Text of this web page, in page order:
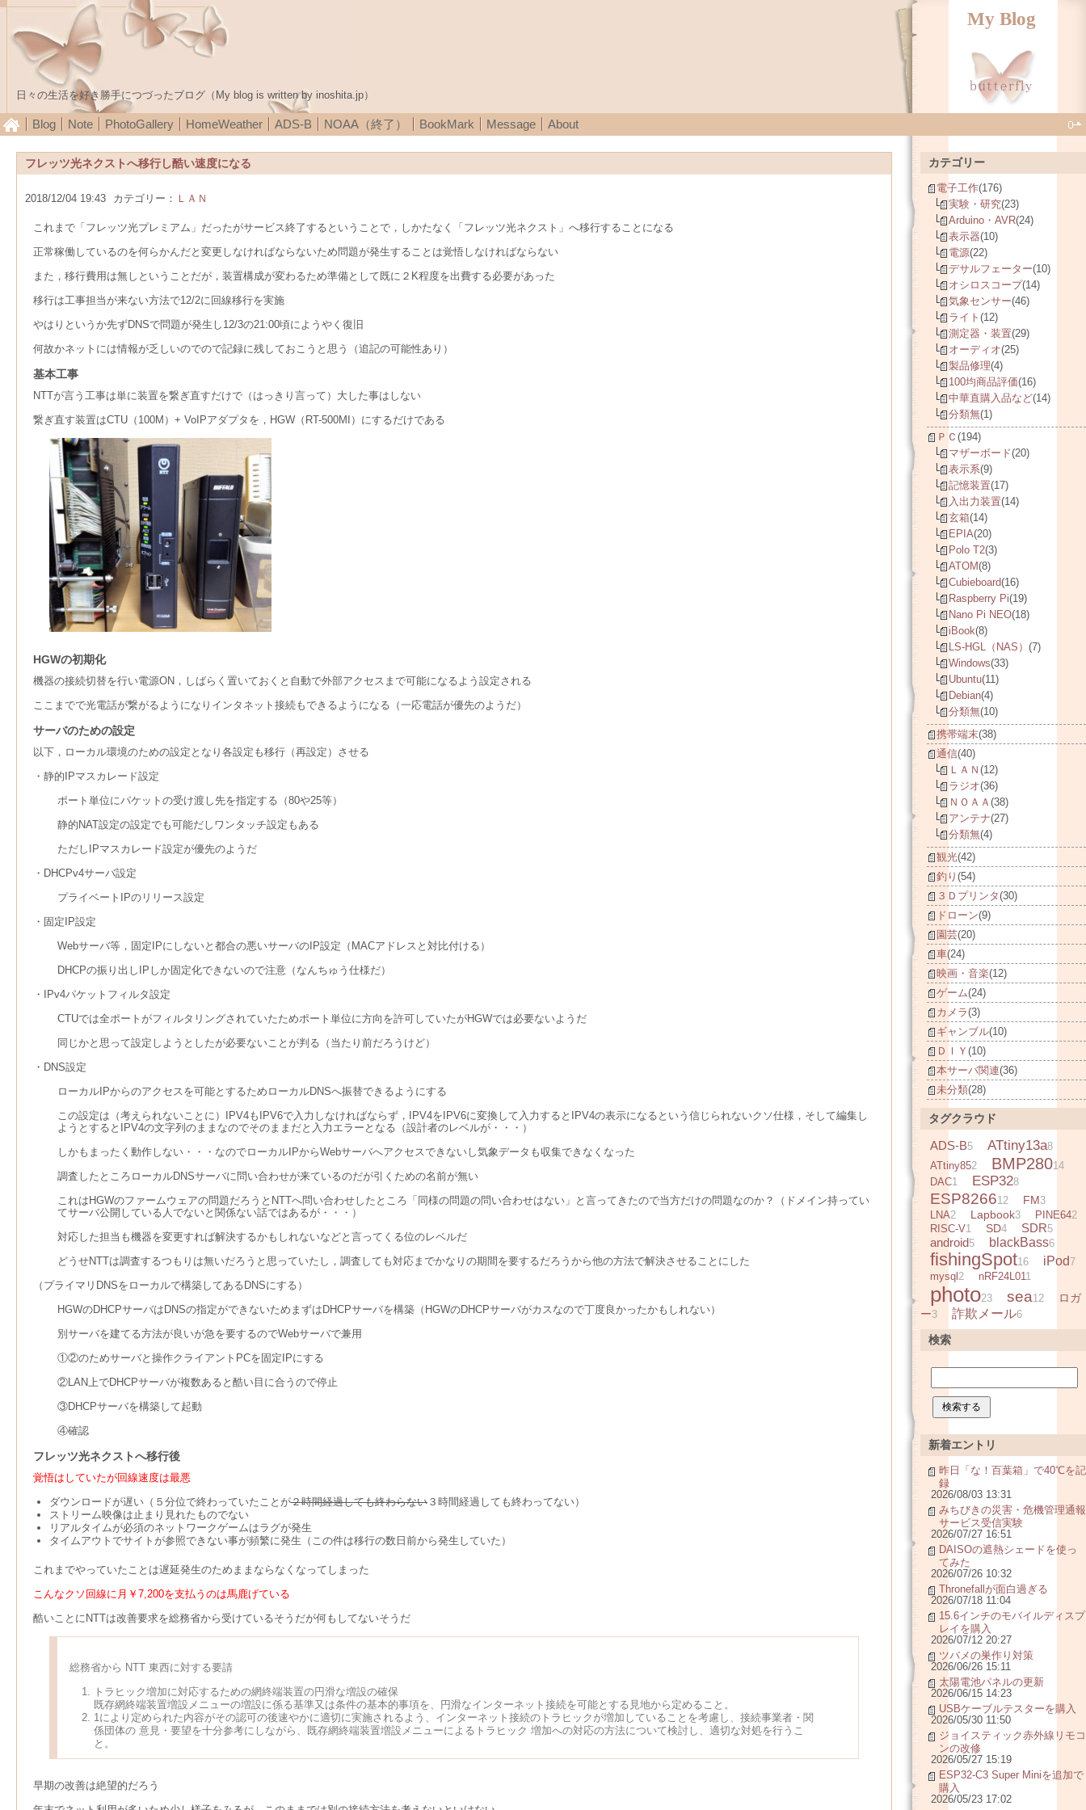
My Blog
日々の生活を好き勝手につづったブログ（My blog is written by inoshita.jp）
Blog Note PhotoGallery HomeWeather ADS-B NOAA（終了） BookMark Message About
フレッツ光ネクストへ移行し酷い速度になる
2018/12/04 19:43 カテゴリー： ＬＡＮ
これまで「フレッツ光プレミアム」だったがサービス終了するということで，しかたなく「フレッツ光ネクスト」へ移行することになる
正常稼働しているのを何らかんだと変更しなければならないため問題が発生することは覚悟しなければならない
また，移行費用は無しということだが，装置構成が変わるため準備として既に２K程度を出費する必要があった
移行は工事担当が来ない方法で12/2に回線移行を実施
やはりというか先ずDNSで問題が発生し12/3の21:00頃にようやく復旧
何故かネットには情報が乏しいのでので記録に残しておこうと思う（追記の可能性あり）
基本工事
NTTが言う工事は単に装置を繋ぎ直すだけで（はっきり言って）大した事はしない
繋ぎ直す装置はCTU（100M）+ VoIPアダプタを，HGW（RT-500MI）にするだけである
HGWの初期化
機器の接続切替を行い電源ON，しばらく置いておくと自動で外部アクセスまで可能になるよう設定される
ここまでで光電話が繋がるようになりインタネット接続もできるようになる（一応電話が優先のようだ）
サーバのための設定
以下，ローカル環境のための設定となり各設定も移行（再設定）させる
・静的IPマスカレード設定
ポート単位にパケットの受け渡し先を指定する（80や25等）
静的NAT設定の設定でも可能だしワンタッチ設定もある
ただしIPマスカレード設定が優先のようだ
・DHCPv4サーバ設定
プライベートIPのリリース設定
・固定IP設定
Webサーバ等，固定IPにしないと都合の悪いサーバのIP設定（MACアドレスと対比付ける）
DHCPの振り出しIPしか固定化できないので注意（なんちゅう仕様だ）
・IPv4パケットフィルタ設定
CTUでは全ポートがフィルタリングされていたためポート単位に方向を許可していたがHGWでは必要ないようだ
同じかと思って設定しようとしたが必要ないことが判る（当たり前だろうけど）
・DNS設定
ローカルIPからのアクセスを可能とするためローカルDNSへ振替できるようにする
この設定は（考えられないことに）IPV4もIPV6で入力しなければならず，IPV4をIPV6に変換して入力するとIPV4の表示になるという信じられないクソ仕様，そして編集し
ようとするとIPV4の文字列のままなのでそのままだと入力エラーとなる（設計者のレベルが・・・）
しかもまったく動作しない・・・なのでローカルIPからWebサーバへアクセスできないし気象データも収集できなくなった
調査したところローカルDNSサーバに問い合わせが来ているのだが引くための名前が無い
これはHGWのファームウェアの問題だろうとNTTへ問い合わせしたところ「同様の問題の問い合わせはない」と言ってきたので当方だけの問題なのか？（ドメイン持ってい
てサーバ公開している人でないと関係ない話ではあるが・・・）
対応した担当も機器を変更すれば解決するかもしれないなどと言ってくる位のレベルだ
どうせNTTは調査するつもりは無いだろうと思っていたし，調査しても対応までかなりの期間を要するだろうから他の方法で解決させることにした
（プライマリDNSをローカルで構築してあるDNSにする）
HGWのDHCPサーバはDNSの指定ができないためまずはDHCPサーバを構築（HGWのDHCPサーバがカスなので丁度良かったかもしれない）
別サーバを建てる方法が良いが急を要するのでWebサーバで兼用
①②のためサーバと操作クライアントPCを固定IPにする
②LAN上でDHCPサーバが複数あると酷い目に合うので停止
③DHCPサーバを構築して起動
④確認
フレッツ光ネクストへ移行後
覚悟はしていたが回線速度は最悪
ダウンロードが遅い（５分位で終わっていたことが２時間経過しても終わらない ３時間経過しても終わってない）
ストリーム映像は止まり見れたものでない
リアルタイムが必須のネットワークゲームはラグが発生
タイムアウトでサイトが参照できない事が頻繁に発生（この件は移行の数日前から発生していた）
これまでやっていたことは遅延発生のためままならなくなってしまった
こんなクソ回線に月￥7,200を支払うのは馬鹿げている
酷いことにNTTは改善要求を総務省から受けているそうだが何もしてないそうだ
総務省から NTT 東西に対する要請
トラヒック増加に対応するための網終端装置の円滑な増設の確保
既存網終端装置増設メニューの増設に係る基準又は条件の基本的事項を、円滑なインターネット接続を可能とする見地から定めること。
1により定められた内容がその認可の後速やかに適切に実施されるよう、インターネット接続のトラヒックが増加していることを考慮し、接続事業者・関
係団体の 意見・要望を十分参考にしながら、既存網終端装置増設メニューによるトラヒック 増加への対応の方法について検討し、適切な対処を行うこ
と。
早期の改善は絶望的だろう
カテゴリー
電子工作(176)
実験・研究(23)
Arduino・AVR(24)
表示器(10)
電源(22)
デサルフェーター(10)
オシロスコープ(14)
気象センサー(46)
ライト (12)
測定器・装置(29)
オーディオ(25)
製品修理(4)
100均商品評価(16)
中華直購入品など(14)
分類無(1)
ＰＣ (194)
マザーボード(20)
表示系(9)
記憶装置(17)
入出力装置(14)
玄箱(14)
EPIA(20)
Polo T2(3)
ATOM(8)
Cubieboard(16)
Raspberry Pi(19)
Nano Pi NEO(18)
iBook(8)
LS-HGL（NAS） (7)
Windows(33)
Ubuntu(11)
Debian(4)
分類無(10)
携帯端末(38)
通信(40)
ＬＡＮ (12)
ラジオ(36)
ＮＯＡＡ (38)
アンテナ(27)
分類無(4)
観光(42)
釣り (54)
３Ｄプリンタ(30)
ドローン(9)
園芸(20)
車(24)
映画・音楽(12)
ゲーム(24)
カメラ(3)
ギャンブル(10)
ＤＩＹ (10)
本サーバ関連(36)
未分類(28)
タグクラウド
ADS-B5 ATtiny13a8
ATtiny852 BMP28014
DAC1 ESP328
ESP826612 FM3
LNA2 Lapbook3 PINE642
RISC-V1 SD4 SDR5
android5 blackBass6
fishingSpot16 iPod7
mysql 2 nRF24L011
photo23 sea12
ロガ
ー3 詐欺メール6
検索
新着エントリ
昨日「な！百葉箱」で40℃を記
録
2026/08/03 13:31
みちびきの災害・危機管理通報
サービス受信実験
2026/07/27 16:51
DAISOの遮熱シェードを使っ
てみた
2026/07/26 10:32
Thronefallが面白過ぎる
2026/07/18 11:04
15.6インチのモバイルディスプ
レイを購入
2026/07/12 20:27
ツバメの巣作り対策
2026/06/26 15:11
太陽電池パネルの更新
2026/06/15 14:23
USBケーブルテスターを購入
2026/05/30 11:50
ジョイスティック赤外線リモコ
ンの改修
2026/05/27 15:19
ESP32-C3 Super Miniを追加で
購入
2026/05/23 17:02